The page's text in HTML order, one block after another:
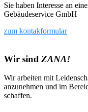
Sie haben Interesse an
Gebäudeservice GmbH
zum kontakformular
Wir sind ZANA!
Wir arbeiten mit
anzunehmen und im
schaffen.